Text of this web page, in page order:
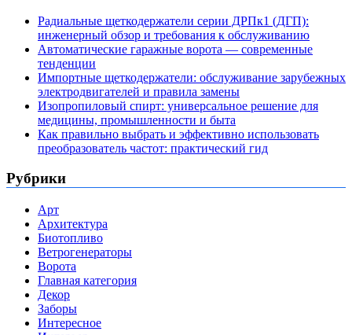
Радиальные щеткодержатели серии ДРПк1 (ДГП):
инженерный обзор и требования к обслуживанию
Автоматические гаражные ворота — современные
тенденции
Импортные щеткодержатели: обслуживание зарубежных
электродвигателей и правила замены
Изопропиловый спирт: универсальное решение для
медицины, промышленности и быта
Как правильно выбрать и эффективно использовать
преобразователь частот: практический гид
Рубрики
Арт
Архитектура
Биотопливо
Ветрогенераторы
Ворота
Главная категория
Декор
Заборы
Интересное